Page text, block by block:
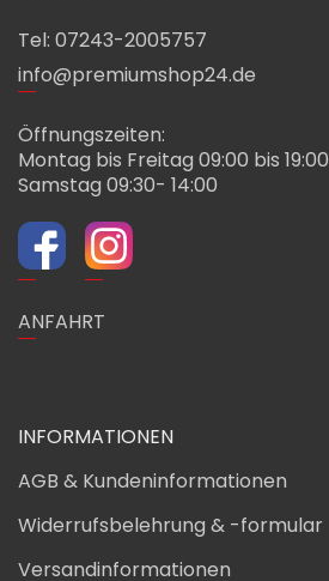
Tel: 07243-2005757
info@premiumshop24.de
Öffnungszeiten:
Montag bis Freitag 09:00 bis 19:00
Samstag 09:30- 14:00
ANFAHRT
INFORMATIONEN
AGB & Kundeninformationen
Widerrufsbelehrung & -formular
Versandinformationen